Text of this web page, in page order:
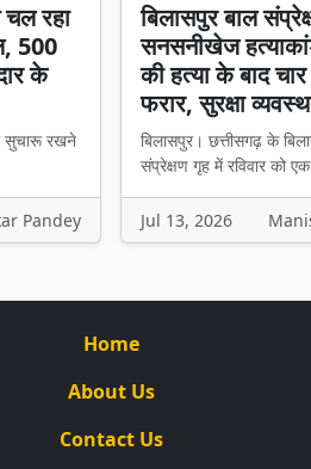
रहा
500
के
सुचारू रखने
Pandey
बिलासपुर बाल
सनसनीखेज
की हत्या के बाद चार
फरार, सुरक्षा
बिलासपुर। छत्तीसगढ़ के
संप्रेक्षण गृह में रविवार को
Jul 13, 2026
Home
About Us
Contact Us